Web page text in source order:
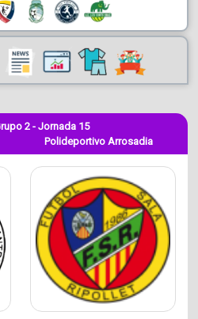
2 - Jornada 15
Polideportivo Arrosadia